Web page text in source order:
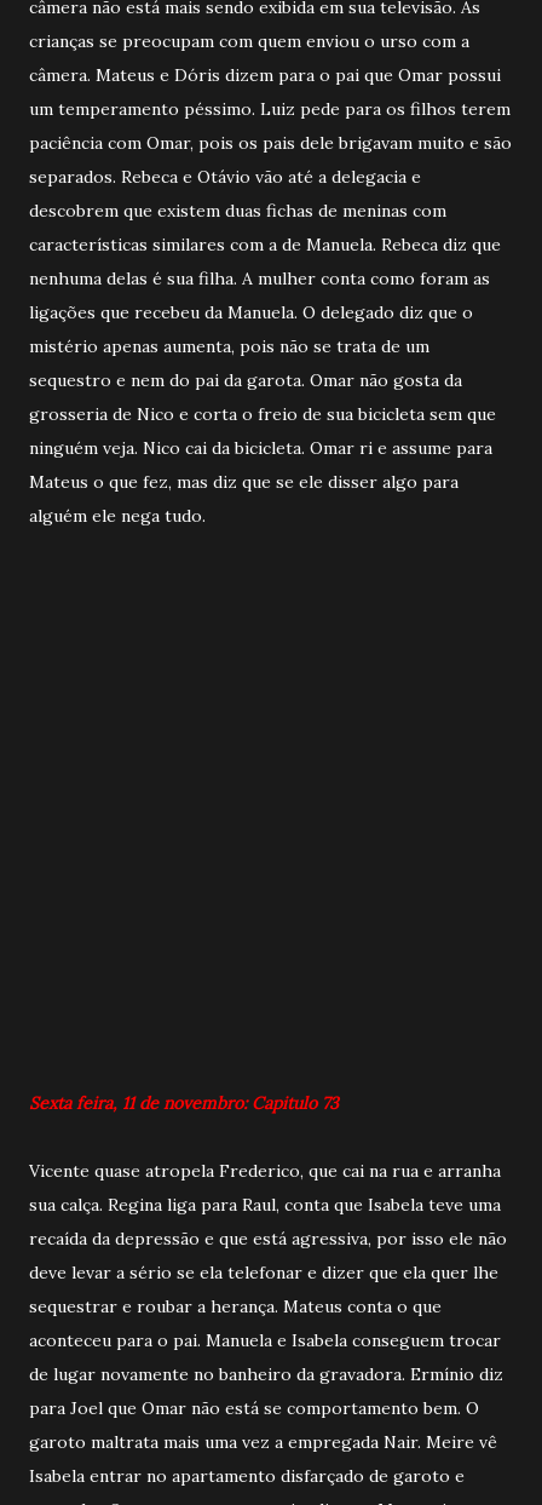
câmera não está mais sendo exibida em sua televisão. As
crianças se preocupam com quem enviou o urso com a
câmera. Mateus e Dóris dizem para o pai que Omar possui
um temperamento péssimo. Luiz pede para os filhos terem
paciência com Omar, pois os pais dele brigavam muito e são
separados. Rebeca e Otávio vão até a delegacia e
descobrem que existem duas fichas de meninas com
características similares com a de Manuela. Rebeca diz que
nenhuma delas é sua filha. A mulher conta como foram as
ligações que recebeu da Manuela. O delegado diz que o
mistério apenas aumenta, pois não se trata de um
sequestro e nem do pai da garota. Omar não gosta da
grosseria de Nico e corta o freio de sua bicicleta sem que
ninguém veja. Nico cai da bicicleta. Omar ri e assume para
Mateus o que fez, mas diz que se ele disser algo para
alguém ele nega tudo.
Sexta feira, 11 de novembro: Capitulo 73
Vicente quase atropela Frederico, que cai na rua e arranha
sua calça. Regina liga para Raul, conta que Isabela teve uma
recaída da depressão e que está agressiva, por isso ele não
deve levar a sério se ela telefonar e dizer que ela quer lhe
sequestrar e roubar a herança. Mateus conta o que
aconteceu para o pai. Manuela e Isabela conseguem trocar
de lugar novamente no banheiro da gravadora. Ermínio diz
para Joel que Omar não está se comportamento bem. O
garoto maltrata mais uma vez a empregada Nair. Meire vê
Isabela entrar no apartamento disfarçado de garoto e